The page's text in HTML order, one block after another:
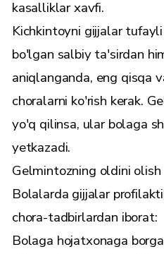
kasalliklar xavfi.
Kichkintoyni gijjalar
bo'lgan salbiy ta'sirdan
aniqlanganda, eng qisqa
choralarni ko'rish kerak.
yo'q qilinsa, ular bolaga
yetkazadi.
Gelmintozning oldini olish
Bolalarda gijjalar
chora-tadbirlardan iborat:
Bolaga hojatxonaga